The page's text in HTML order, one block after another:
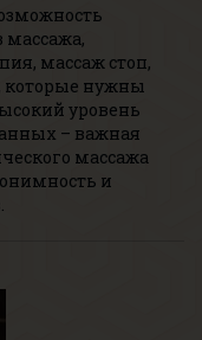
массажа,
массаж стоп,
которые нужны
уровень
– важная
массажа
и